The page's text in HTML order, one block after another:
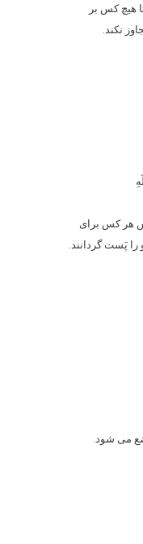
هيچ كس بر
نكند.
هر كس براى
را پَست گردانند.
مى شود.